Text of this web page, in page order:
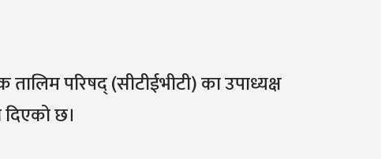
तालिम परिषद् (सीटीईभीटी) का उपाध्यक्ष
छ।